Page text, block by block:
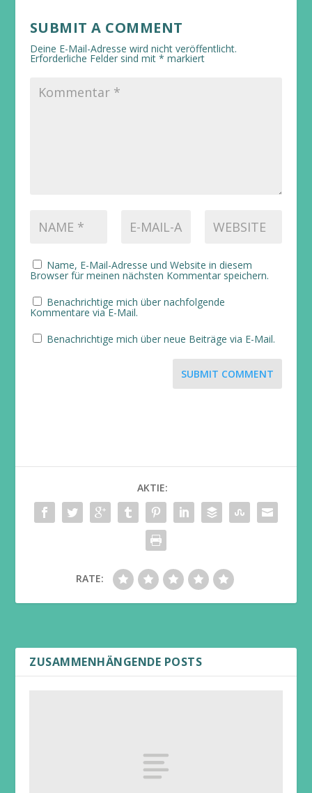
SUBMIT A COMMENT
Deine E-Mail-Adresse wird nicht veröffentlicht.
Erforderliche Felder sind mit * markiert
Name, E-Mail-Adresse und Website in diesem
Browser für meinen nächsten Kommentar speichern.
Benachrichtige mich über nachfolgende
Kommentare via E-Mail.
Benachrichtige mich über neue Beiträge via E-Mail.
SUBMIT COMMENT
AKTIE:
RATE:
ZUSAMMENHÄNGENDE POSTS